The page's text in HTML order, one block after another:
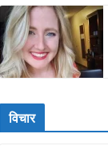
विचार